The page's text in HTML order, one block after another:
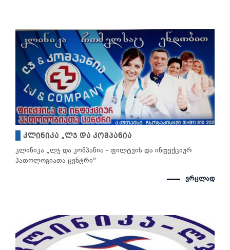
კლინიკა „ლჯ და კომპანია
კლინიკა „ლჯ და კომპანია - ფილტვის და ინფექციურ
პათოლოგიათა ცენტრი"
ვრცლად